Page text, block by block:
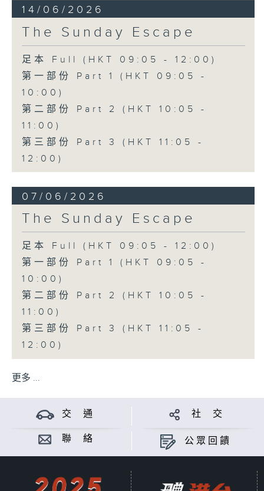
14/06/2026
The Sunday Escape
足本 Full (HKT 09:05 - 12:00)
第一部份 Part 1 (HKT 09:05 -
10:00)
第二部份 Part 2 (HKT 10:05 -
11:00)
第三部份 Part 3 (HKT 11:05 -
12:00)
07/06/2026
The Sunday Escape
足本 Full (HKT 09:05 - 12:00)
第一部份 Part 1 (HKT 09:05 -
10:00)
第二部份 Part 2 (HKT 10:05 -
11:00)
第三部份 Part 3 (HKT 11:05 -
12:00)
更多 ...
交 通 社 交
聯 絡 公眾回饋